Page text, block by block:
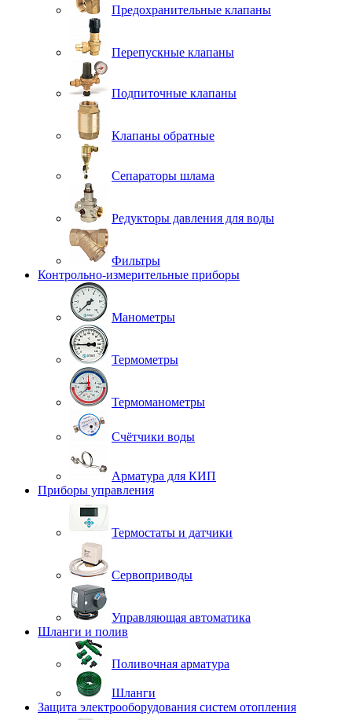
Предохранительные клапаны
Перепускные клапаны
Подпиточные клапаны
Клапаны обратные
Сепараторы шлама
Редукторы давления для воды
Фильтры
Контрольно-измерительные приборы
Манометры
Термометры
Термоманометры
Счётчики воды
Арматура для КИП
Приборы управления
Термостаты и датчики
Сервоприводы
Управляющая автоматика
Шланги и полив
Поливочная арматура
Шланги
Защита электрооборудования систем отопления